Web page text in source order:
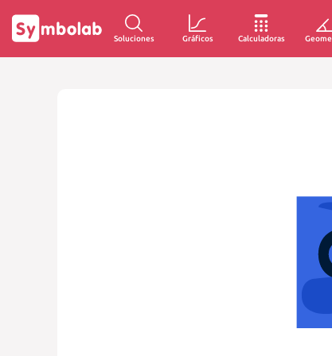
Soluciones Gráficos Calculadoras